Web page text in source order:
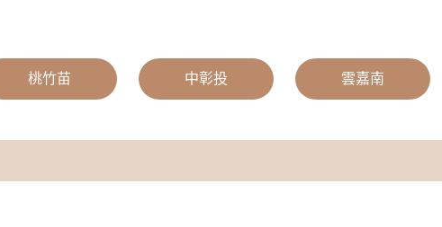
桃竹苗 中彰投 雲嘉南